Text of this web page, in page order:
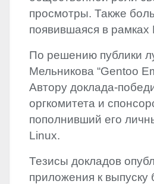
просмотры. Также
появившаяся в рамках
По решению публики
Мельникова “Gentoo
Автору доклада-
оргкомитета и
пополнивший его
Linux.
Тезисы докладов
приложения к